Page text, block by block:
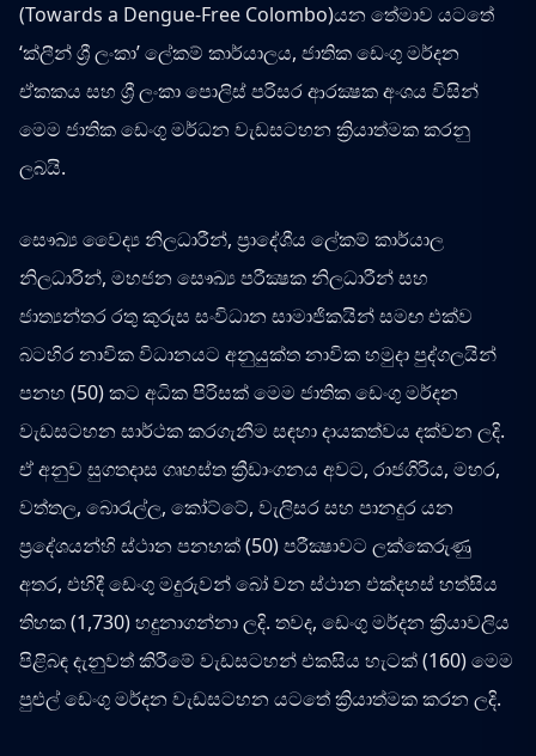
(Towards a Dengue-Free Colombo)යන තේමාව යටතේ
‘ක්ලීන් ශ්‍රී ලංකා’ ලේකම් කාර්යාලය, ජාතික ඩෙංගු මර්දන
ඒකකය සහ ශ්‍රී ලංකා පොලිස් පරිසර ආරක්‍ෂක අංශය විසින්
මෙම ජාතික ඩෙංගු මර්ධන වැඩසටහන ක්‍රියාත්මක කරනු
ලබයි.
සෞඛ්‍ය වෛද්‍ය නිලධාරීන්, ප්‍රාදේශීය ලේකම් කාර්යාල
නිලධාරින්, මහජන සෞඛ්‍ය පරීක්‍ෂක නිලධාරීන් සහ
ජාත්‍යන්තර රතු කුරුස සංවිධාන සාමාජිකයින් සමඟ එක්ව
බටහිර නාවික විධානයට අනුයුක්ත නාවික හමුදා පුද්ගලයින්
පනහ (50) කට අධික පිරිසක් මෙම ජාතික ඩෙංගු මර්දන
වැඩසටහන සාර්ථක කරගැනීම සඳහා දායකත්වය දක්වන ලදි.
ඒ අනුව සුගතදාස ගෘහස්ත ක්‍රීඩාංගනය අවට, රාජගිරිය, මහර,
වත්තල, බොරැල්ල, කෝට්ටේ, වැලිසර සහ පානදුර යන
ප්‍රදේශයන්හි ස්ථාන පනහක් (50) පරීක්‍ෂාවට ලක්කෙරුණු
අතර, එහිදී ඩෙංගු මදුරුවන් බෝ වන ස්ථාන එක්දහස් හත්සිය
තිහක (1,730) හදුනාගන්නා ලදි. තවද, ඩෙංගු මර්දන ක්‍රියාවලිය
පිළිබඳ දැනුවත් කිරීමේ වැඩසටහන් එකසිය හැටක් (160) මෙම
පුළුල් ඩෙංගු මර්දන වැඩසටහන යටතේ ක්‍රියාත්මක කරන ලදි.